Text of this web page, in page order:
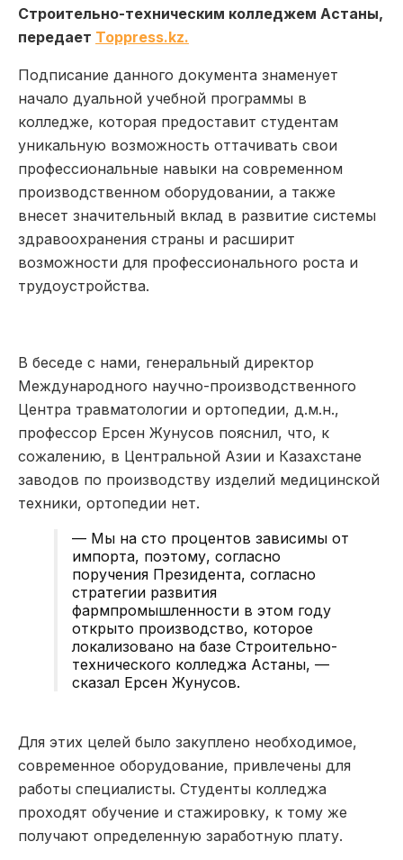
Строительно-техническим колледжем Астаны,
передает Toppress.kz.
Подписание данного документа знаменует
начало дуальной учебной программы в
колледже, которая предоставит студентам
уникальную возможность оттачивать свои
профессиональные навыки на современном
производственном оборудовании, а также
внесет значительный вклад в развитие системы
здравоохранения страны и расширит
возможности для профессионального роста и
трудоустройства.
В беседе с нами, генеральный директор
Международного научно-производственного
Центра травматологии и ортопедии, д.м.н.,
профессор Ерсен Жунусов пояснил, что, к
сожалению, в Центральной Азии и Казахстане
заводов по производству изделий медицинской
техники, ортопедии нет.
— Мы на сто процентов зависимы от
импорта, поэтому, согласно
поручения Президента, согласно
стратегии развития
фармпромышленности в этом году
открыто производство, которое
локализовано на базе Строительно-
технического колледжа Астаны, —
сказал Ерсен Жунусов.
Для этих целей было закуплено необходимое,
современное оборудование, привлечены для
работы специалисты. Студенты колледжа
проходят обучение и стажировку, к тому же
получают определенную заработную плату.